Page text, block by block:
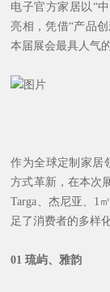
电子官方家居以“
亮相，凭借“产品
本届展会最具人气
作为全球定制家居
方式革新，在本次
Targa、杰尼亚、1
足了消费者的多样
01琉屿、雅韵